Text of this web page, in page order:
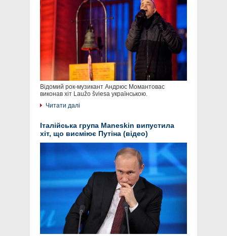
Відомий рок-музикант Андрюс Момантовас
виконав хіт Laužo šviesa українською.
Читати далі
Італійська група Maneskin випустила
хіт, що висміює Путіна (відео)